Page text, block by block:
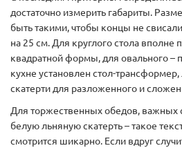
достаточно измерить габариты.
быть такими, чтобы концы не
на 25 см. Для круглого стола вполне
квадратной формы, для овального –
кухне установлен стол-
скатерти для разложенного и
Для торжественных обедов, важных
белую льняную скатерть – такое
смотрится шикарно. Если вдруг